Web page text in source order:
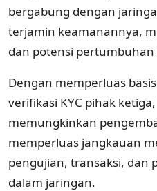
bergabung dengan
terjamin keamanannya,
dan potensi pertumbuhan
Dengan memperluas
verifikasi KYC pihak
memungkinkan
memperluas jangkauan
pengujian, transaksi, dan
dalam jaringan.